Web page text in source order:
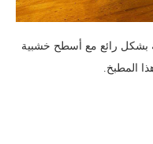
بشكل رائع مع أسطح خشبية
المطبخ.